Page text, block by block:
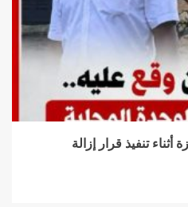
تنفيذ قرار إزالة